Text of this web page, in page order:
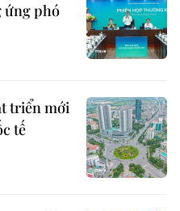
ứng phó
triển mới
tế